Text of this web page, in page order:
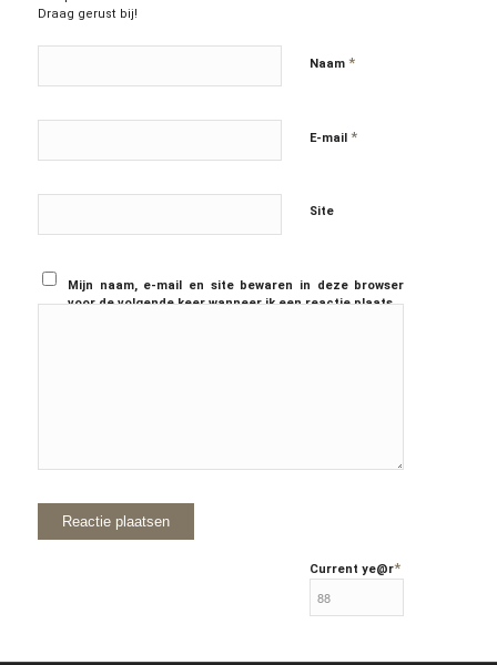
Draag gerust bij!
Naam *
E-mail *
Site
Mijn naam, e-mail en site bewaren in deze browser
voor de volgende keer wanneer ik een reactie plaats.
Current ye@r*